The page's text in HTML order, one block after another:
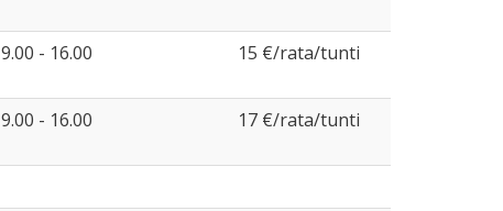
9.00 - 16.00 15 €/rata/tunti
9.00 - 16.00 17 €/rata/tunti